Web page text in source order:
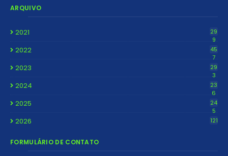
ARQUIVO
2021
29
9
2022
45
7
2023
29
3
2024
23
6
2025
24
5
2026 121
FORMULÁRIO DE CONTATO